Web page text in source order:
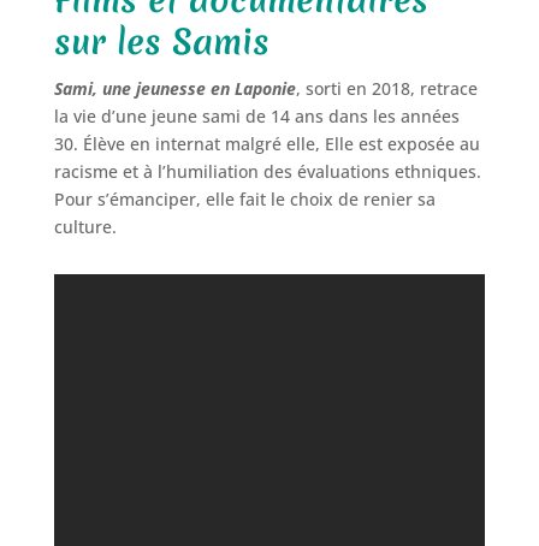
sur les Samis
Sami, une jeunesse en Laponie, sorti en 2018, retrace
la vie d’une jeune sami de 14 ans dans les années
30. Élève en internat malgré elle, Elle est exposée au
racisme et à l’humiliation des évaluations ethniques.
Pour s’émanciper, elle fait le choix de renier sa
culture.